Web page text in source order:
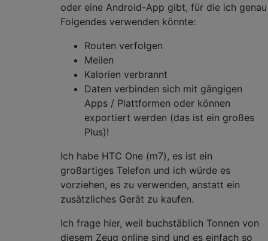
oder eine Android-App gibt, für die ich genau
Folgendes verwenden könnte:
Routen verfolgen
Meilen
Kalorien verbrannt
Daten verbinden sich mit gängigen
Apps / Plattformen oder können
exportiert werden (das ist ein großes
Plus)!
Ich habe HTC One (m7), es ist ein
großartiges Telefon und ich würde es
vorziehen, es zu verwenden, anstatt ein
zusätzliches Gerät zu kaufen.
Ich frage hier, weil buchstäblich Tonnen von
diesem Zeug online sind und es einfach so